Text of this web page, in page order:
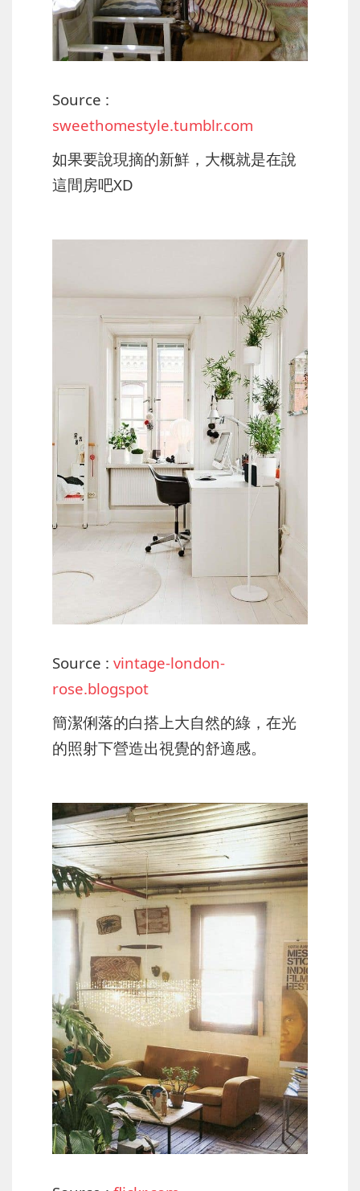
Source :
sweethomestyle.tumblr.com
如果要說現摘的新鮮，大概就是在說
這間房吧XD
Source : vintage-london-
rose.blogspot
簡潔俐落的白搭上大自然的綠，在光
的照射下營造出視覺的舒適感。